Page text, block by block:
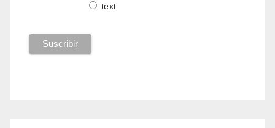
text